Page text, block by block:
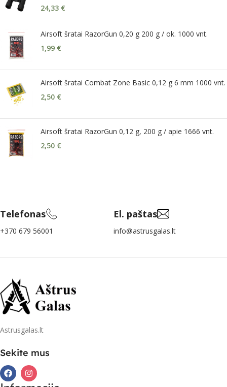
24,33 €
Airsoft šratai RazorGun 0,20 g 200 g / ok. 1000 vnt.
1,99 €
Airsoft šratai Combat Zone Basic 0,12 g 6 mm 1000 vnt.
2,50 €
Airsoft šratai RazorGun 0,12 g, 200 g / apie 1666 vnt.
2,50 €
Telefonas
+370 679 56001
El. paštas
info@astrusgalas.lt
Astrusgalas.lt
Sekite mus